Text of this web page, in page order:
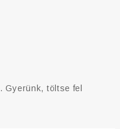
Gyerünk, töltse fel